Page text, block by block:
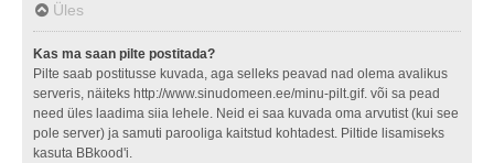
Üles
Kas ma saan pilte postitada?
Pilte saab postitusse kuvada, aga selleks peavad nad olema avalikus
serveris, näiteks http://www.sinudomeen.ee/minu-pilt.gif. või sa pead
need üles laadima siia lehele. Neid ei saa kuvada oma arvutist (kui see
pole server) ja samuti parooliga kaitstud kohtadest. Piltide lisamiseks
kasuta BBkood'i.